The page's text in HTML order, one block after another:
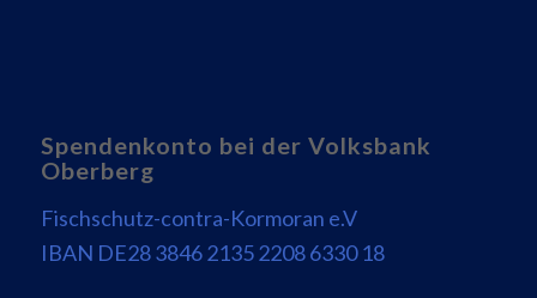
Spendenkonto bei der Volksbank
Oberberg
Fischschutz-contra-Kormoran e.V
IBAN DE28 3846 2135 2208 6330 18